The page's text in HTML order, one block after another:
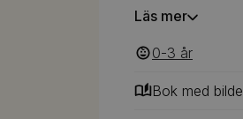
Läs mer
0-3 ‎‎ år
Bok med